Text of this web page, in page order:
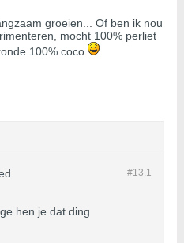
groeien... Of ben ik nou
mocht 100% perliet
100% coco
#13.1
hen je dat ding